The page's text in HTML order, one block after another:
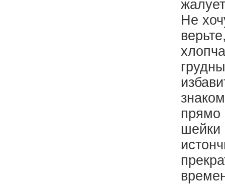
Не
прямо
шейки